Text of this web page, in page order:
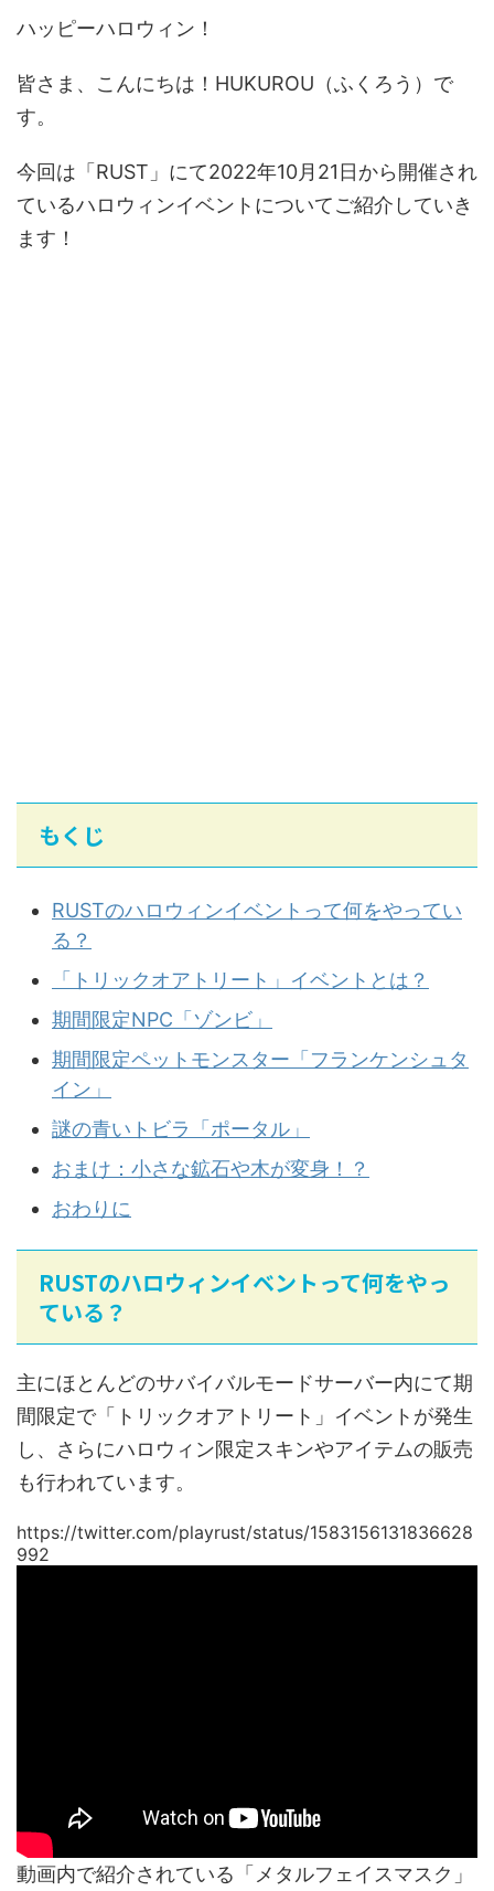
ハッピーハロウィン！
皆さま、こんにちは！HUKUROU（ふくろう）で
す。
今回は「RUST」にて2022年10月21日から開催され
ているハロウィンイベントについてご紹介していき
ます！
もくじ
RUSTのハロウィンイベントって何をやってい
る？
「トリックオアトリート」イベントとは？
期間限定NPC「ゾンビ」
期間限定ペットモンスター「フランケンシュタ
イン」
謎の青いトビラ「ポータル」
おまけ：小さな鉱石や木が変身！？
おわりに
RUSTのハロウィンイベントって何をやっ
ている？
主にほとんどのサバイバルモードサーバー内にて期
間限定で「トリックオアトリート」イベントが発生
し、さらにハロウィン限定スキンやアイテムの販売
も行われています。
https://twitter.com/playrust/status/1583156131836628
992
動画内で紹介されている「メタルフェイスマスク」